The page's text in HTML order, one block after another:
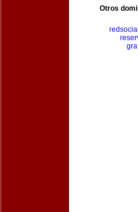
Otros